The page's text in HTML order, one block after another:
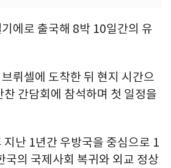
에로 출국해 8박 10일간의 유
뤼셀에 도착한 뒤 현지 시간으
찬 간담회에 참석하며 첫 일정을
지난 1년간 우방국을 중심으로 1
국의 국제사회 복귀와 외교 정상